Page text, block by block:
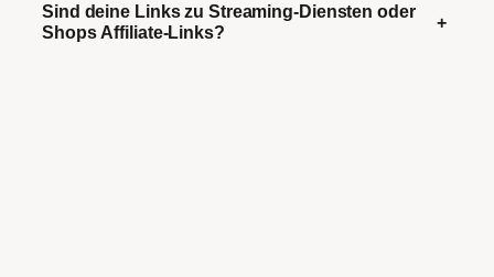
Sind deine Links zu Streaming-Diensten oder
Shops Affiliate-Links?
+